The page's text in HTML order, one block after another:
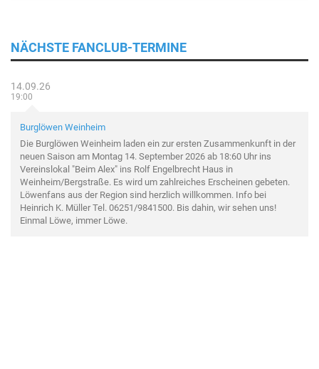
NÄCHSTE FANCLUB-TERMINE
14.09.26
19:00
Burglöwen Weinheim
Die Burglöwen Weinheim laden ein zur ersten Zusammenkunft in der
neuen Saison am Montag 14. September 2026 ab 18:60 Uhr ins
Vereinslokal "Beim Alex" ins Rolf Engelbrecht Haus in
Weinheim/Bergstraße. Es wird um zahlreiches Erscheinen gebeten.
Löwenfans aus der Region sind herzlich willkommen. Info bei
Heinrich K. Müller Tel. 06251/9841500. Bis dahin, wir sehen uns!
Einmal Löwe, immer Löwe.